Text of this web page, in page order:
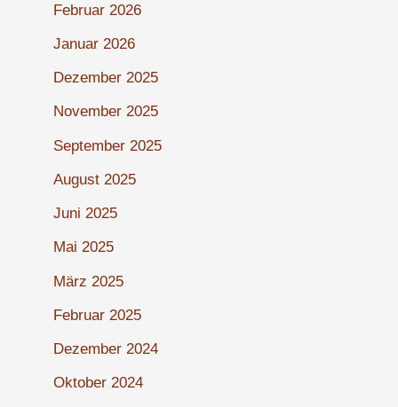
Februar 2026
Januar 2026
Dezember 2025
November 2025
September 2025
August 2025
Juni 2025
Mai 2025
März 2025
Februar 2025
Dezember 2024
Oktober 2024